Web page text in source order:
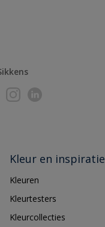
Kleur en inspiratie
Kleuren
Kleurtesters
Kleurcollecties